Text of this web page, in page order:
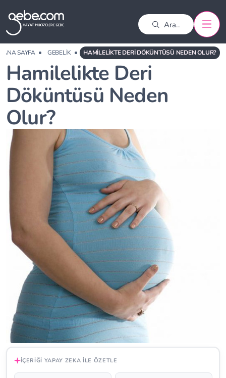
ANA SAYFA GEBELIK HAMILELIKTE DERI DÖKÜNTÜSÜ NEDEN OLUR?
Hamilelikte Deri
Döküntüsü Neden
Olur?
İÇERIĞI YAPAY ZEKA ILE ÖZETLE